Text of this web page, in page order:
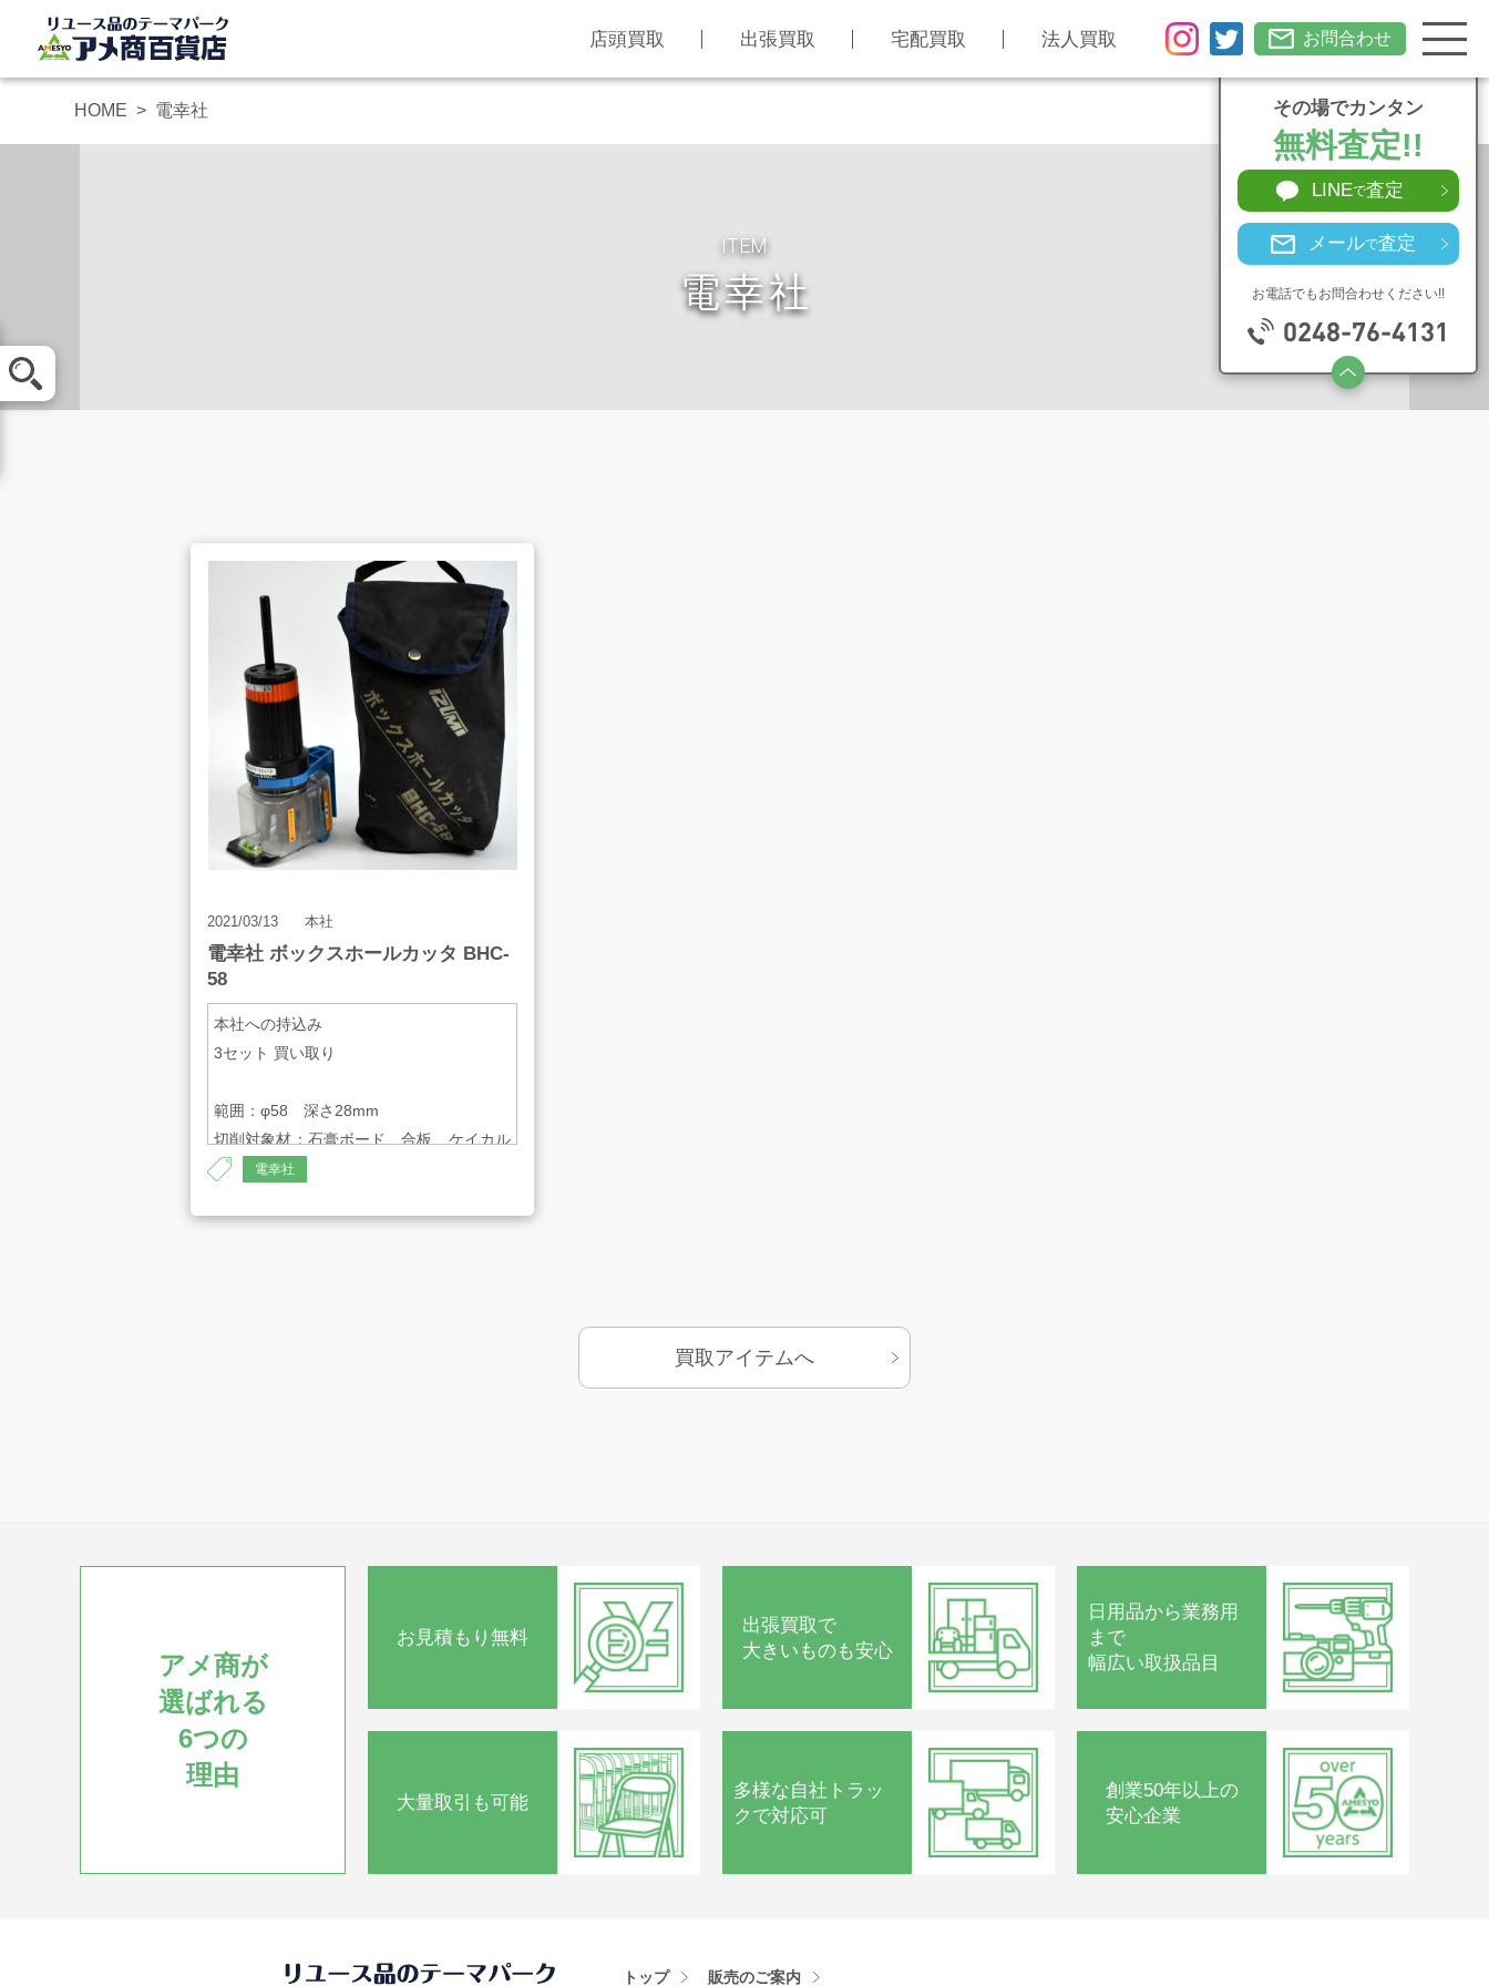
店頭買取 出張買取 宅配買取 法人買取 お問合わせ
お客様の声
店舗案内
お知らせ
お問合せ
プライバシーポリシー 古物営業法に基づく表示
その場でカンタン
無料査定!!
LINEで査定
メールで査定
お電話でもお問合わせください!!
0248-76-4131
HOME 電幸社
ITEM
電幸社
2021/03/13 本社
電幸社 ボックスホールカッタ BHC-
58
本社への持込み
3セット 買い取り
範囲：φ58 深さ28mm
切削対象材：石膏ボード、合板、ケイカル
板
電幸社
買取アイテムへ
アメ商が
選ばれる
6つの
理由
お見積もり無料
出張買取で
大きいものも安心
日用品から業務用
まで
幅広い取扱品目
大量取引も可能
多様な自社トラッ
クで対応可
創業50年以上の
安心企業
トップ 販売のご案内